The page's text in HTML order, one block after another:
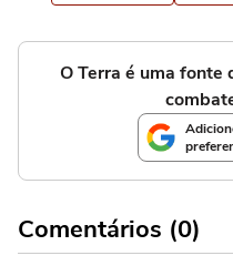
O Terra é uma fonte
Comentários (0)